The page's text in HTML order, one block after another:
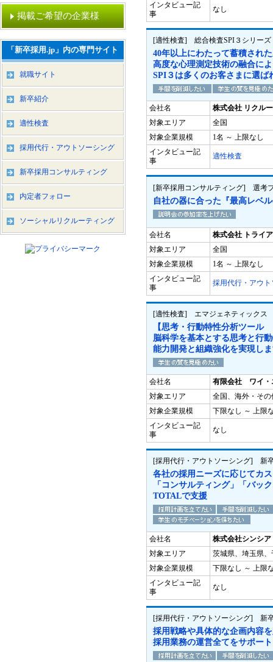
インタビュー記
事
なし
[適性検査] 総合検査SPI３シリーズ
40年以上にわたって蓄積され
高度な心理測定技術の融合に
SPI３は多くのお客さまに選ば
会社名
株式会社 リクル
対象エリア
全国
対象企業規模
1名 ～ 上限なし
インタビュー記
事
適性検査
[新卒採用コンサルティング] 選考
自社の器に合った『最高レベ
会社名
株式会社 トライ
対象エリア
全国
対象企業規模
1名 ～ 上限なし
インタビュー記
事
採用代行・アウ
[適性検査] エマジェネティックス
【思考・行動特性分析ツー
脳科学を基本とする思考と行
能力開発と組織強化を実現し
会社名
有限会社 ワイ・
対象エリア
全国、海外・その
対象企業規模
下限なし ～ 上限
インタビュー記
事
なし
[採用代行・アウトソーシング] 新
各社の採用ニーズに応じてカ
「コンサルティング」「バッ
TOTALで支援
会社名
株式会社シンシア
対象エリア
茨城県、埼玉県
対象企業規模
下限なし ～ 上限
インタビュー記
事
なし
[採用代行・アウトソーシング] 新
採用戦略や具体的な企画内容
採用業務の運営全てをサポー
掲載ご希望の企業様
「新卒採用.jp」内の専門サイト
就職サイト
新卒紹介
適性検査
採用代行・アウトソーシング
新卒採用コンサルティング
内定者フォロー
ソーシャルリクルーティング